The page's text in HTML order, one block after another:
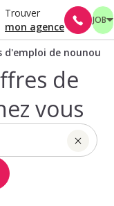
Trouver
mon agence
JOB
d'emploi de nounou
de
vous